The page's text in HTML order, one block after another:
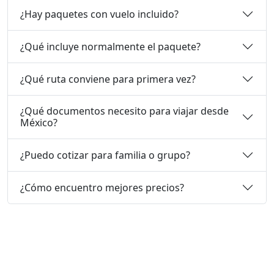
¿Hay paquetes con vuelo incluido?
¿Qué incluye normalmente el paquete?
¿Qué ruta conviene para primera vez?
¿Qué documentos necesito para viajar desde
México?
¿Puedo cotizar para familia o grupo?
¿Cómo encuentro mejores precios?